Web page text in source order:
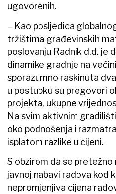
ugovorenih.
– Kao posljedica
tržištima građevinskih
poslovanju Radnik d.d. je
dinamike gradnje na
sporazumno raskinuta
u postupku su pregovori
projekta, ukupne
Na svim aktivnim
oko podnošenja i
isplatom razlike u cijeni.
S obzirom da se
javnoj nabavi radova kod
nepromjenjiva cijena